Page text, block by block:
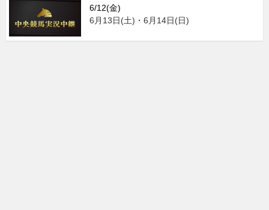
6/12(金)
6月13日(土)・6月14日(日)